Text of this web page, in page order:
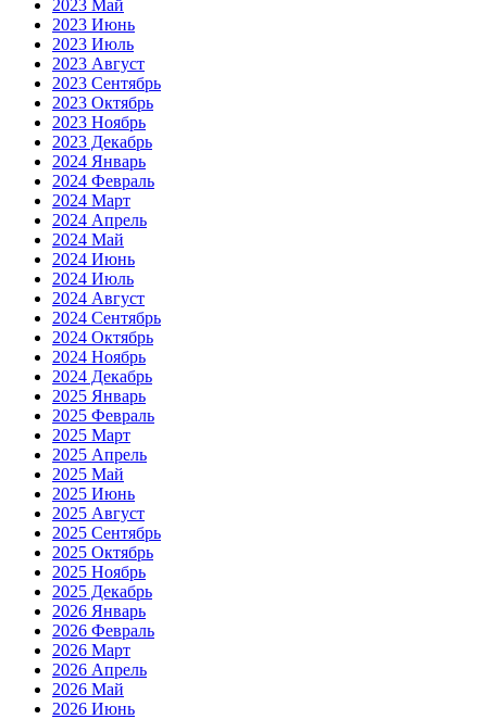
2023 Май
2023 Июнь
2023 Июль
2023 Август
2023 Сентябрь
2023 Октябрь
2023 Ноябрь
2023 Декабрь
2024 Январь
2024 Февраль
2024 Март
2024 Апрель
2024 Май
2024 Июнь
2024 Июль
2024 Август
2024 Сентябрь
2024 Октябрь
2024 Ноябрь
2024 Декабрь
2025 Январь
2025 Февраль
2025 Март
2025 Апрель
2025 Май
2025 Июнь
2025 Август
2025 Сентябрь
2025 Октябрь
2025 Ноябрь
2025 Декабрь
2026 Январь
2026 Февраль
2026 Март
2026 Апрель
2026 Май
2026 Июнь